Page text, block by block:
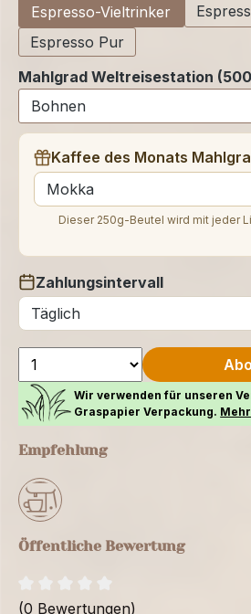
Espresso-Vieltrinker
Espresso Pur
Mahlgrad Weltreisestation
Kaffee des Monats
auswählen
Dieser 250g-Beutel wird mit jeder
Zahlungsintervall
auswählen
Wir verwenden für unseren
Graspapier Verpackung.
Empfehlung
Öffentliche Bewertung
(0 Bewertungen)